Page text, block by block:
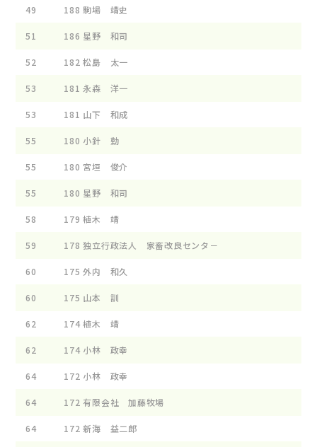
49 188 駒場 靖史
51 186 星野 和司
52 182 松島 太一
53 181 永森 洋一
53 181 山下 和成
55 180 小針 勤
55 180 宮垣 俊介
55 180 星野 和司
58 179 植木 靖
59 178 独立行政法人 家畜改良センタ－
60 175 外内 和久
60 175 山本 訓
62 174 植木 靖
62 174 小林 政幸
64 172 小林 政幸
64 172 有限会社 加藤牧場
64 172 新海 益二郎